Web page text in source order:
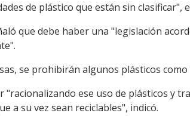
de plástico que están sin clasificar",
que debe haber una "legislación
se prohibirán algunos plásticos
"racionalizando ese uso de plásticos y
a su vez sean reciclables", indicó.